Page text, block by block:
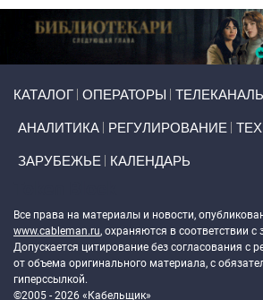
КАТАЛОГ ОПЕРАТОРЫ
АНАЛИТИКА РЕГУЛИРОВАНИЕ
ЗАРУБЕЖЬЕ КАЛЕНДАРЬ
Все права на материалы и новости,
www.cableman.ru, охраняются в соответствии
Допускается цитирование без согласования с
от объема оригинального материала, с
гиперссылкой.
©2005 - 2026 «Кабельщик»